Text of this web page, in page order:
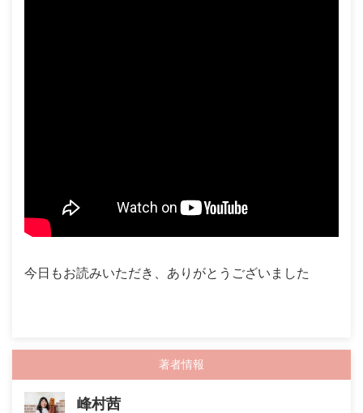
今日もお読みいただき、ありがとうございました
著者情報
峰村茜